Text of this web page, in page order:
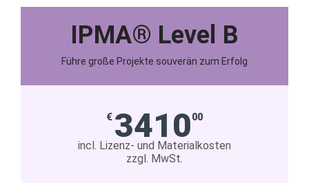
IPMA® Level B
Führe große Projekte souverän zum Erfolg
€ 341000
incl. Lizenz- und Materialkosten
zzgl. MwSt.